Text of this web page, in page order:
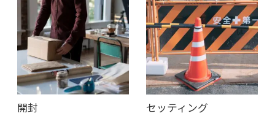
開封 セッティング